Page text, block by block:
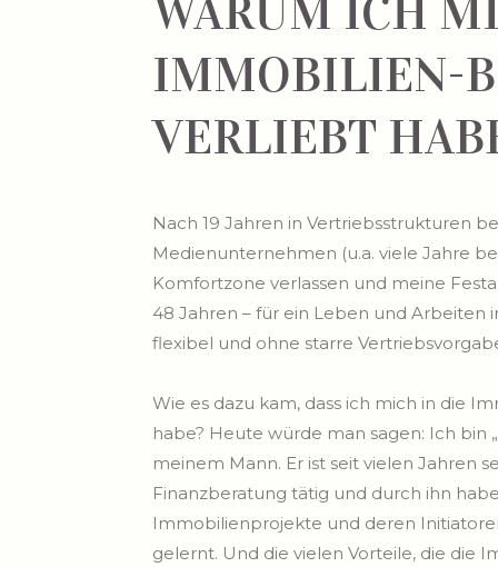
WARUM ICH
IMMOBILIEN-
VERLIEBT
Nach 19 Jahren in Vertriebsstrukturen
Medienunternehmen (u.a. viele Jahre
Komfortzone verlassen und meine
48 Jahren – für ein Leben und Arbeiten
flexibel und ohne starre
Wie es dazu kam, dass ich mich in die
habe? Heute würde man sagen: Ich bin
meinem Mann. Er ist seit vielen Jahren
Finanzberatung tätig und durch ihn
Immobilienprojekte und deren
gelernt. Und die vielen Vorteile, die die